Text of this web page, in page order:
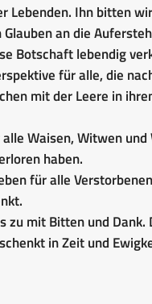
Lebenden. Ihn bitten
an die
Botschaft lebendig
für alle, die
mit der Leere in
Waisen, Witwen
haben.
für alle
zu mit Bitten und Dank.
in Zeit und